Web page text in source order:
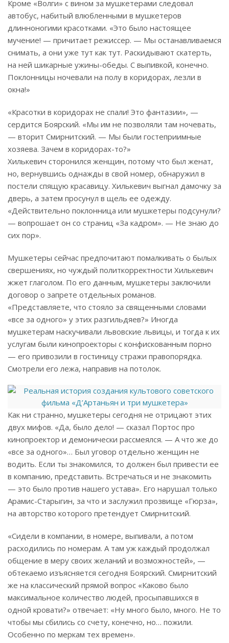
Кроме «Волги» с вином за мушкетерами следовал
автобус, набитый влюб­ленными в мушкетеров
длинноногими красотками. «Это было настоящее
мучение! — причитает режиссер. — Мы останавливаемся
снимать, а они уже тут как тут. Раскидывают скатерть,
на ней шикарные ужины-обеды. С выпивкой, конечно.
Поклонницы ночевали на полу в коридорах, лезли в
окна!»
«Красотки в коридорах не спали! Это фантазии», —
сердится Боярский. «Мы им не позволяли там ночевать,
— вторит Смирнитский. — Мы были гостеприимные
хозяева. Зачем в коридорах-то?»
Хилькевич сторонился женщин, потому что был женат,
но, вернувшись однажды в свой номер, обнаружил в
постели спящую красавицу. Хилькевич выгнал дамочку за
дверь, а затем просунул в щель ее одежду.
«Действительно поклонница или мушкетеры подсунули?
— вопрошает он со страниц «За кадром». — Не знаю до
сих пор».
Мушкетеры сейчас предпочитают помалкивать о былых
свершениях, но чуждый политкорректности Хилькевич
жжет глаголом. По его данным, мушкетеры заключили
договор о запрете отдельных романов.
«Представляете, что стояло за священными словами
«все за одного» у этих разгильдяев?» Иногда
мушкетерам наскучивали львовские львицы, и тогда к их
услугам были кинопроекторы с конфискованным порно
— его привозили в гостиницу стражи правопорядка.
Смотрели его лежа, направив на потолок.
Как ни странно, мушкетеры сегодня не отрицают этих
двух мифов. «Да, было дело! — сказал Портос про
кинопроектор и демонически рассмеялся. — А что же до
«все за одного»… Был уговор отдельно женщин не
водить. Если ты знакомился, то должен был привести ее
в компанию, представить. Встречаться и не знакомить
— это было против нашего устава». Его нарушал только
Арамис-Старыгин, за что и заслужил прозвище «Гюрза»,
на авторство которого претендует Смирнитский.
«Сидели в компании, в номере, выпивали, а потом
расходились по номерам. А там уж каждый продолжал
общение в меру своих желаний и возможностей», —
обтекаемо изъясняется сегодня Боярский. Смирнитский
же на классический прямой вопрос «Каково было
максимальное количество людей, просыпавшихся в
одной кровати?» отвечает: «Ну много было, много. Не то
чтобы мы сбились со счету, конечно, но… пожили.
Особенно по меркам тех времен».